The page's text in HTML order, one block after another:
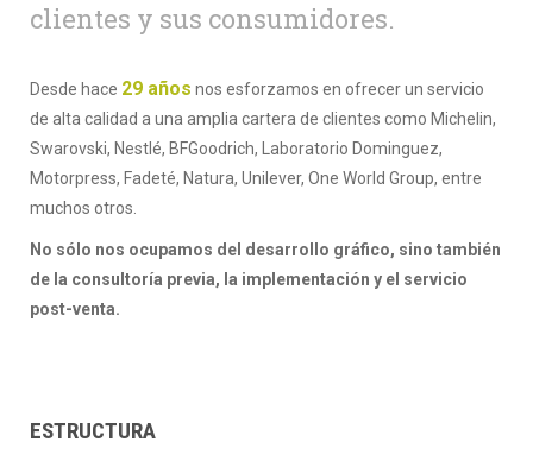
clientes y sus consumidores.
Desde hace 29 años nos esforzamos en ofrecer un servicio
de alta calidad a una amplia cartera de clientes como Michelin,
Swarovski, Nestlé, BFGoodrich, Laboratorio Dominguez,
Motorpress, Fadeté, Natura, Unilever, One World Group, entre
muchos otros.
No sólo nos ocupamos del desarrollo gráfico, sino también
de la consultoría previa, la implementación y el servicio
post-venta.
ESTRUCTURA